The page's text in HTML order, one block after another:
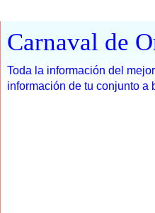
Carnaval de
Toda la información del
información de tu conjunto a